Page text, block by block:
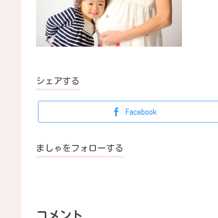
シェアする
Facebook
ましゃをフォローする
コメント